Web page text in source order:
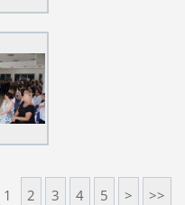
1 2 3 4 5 > >>